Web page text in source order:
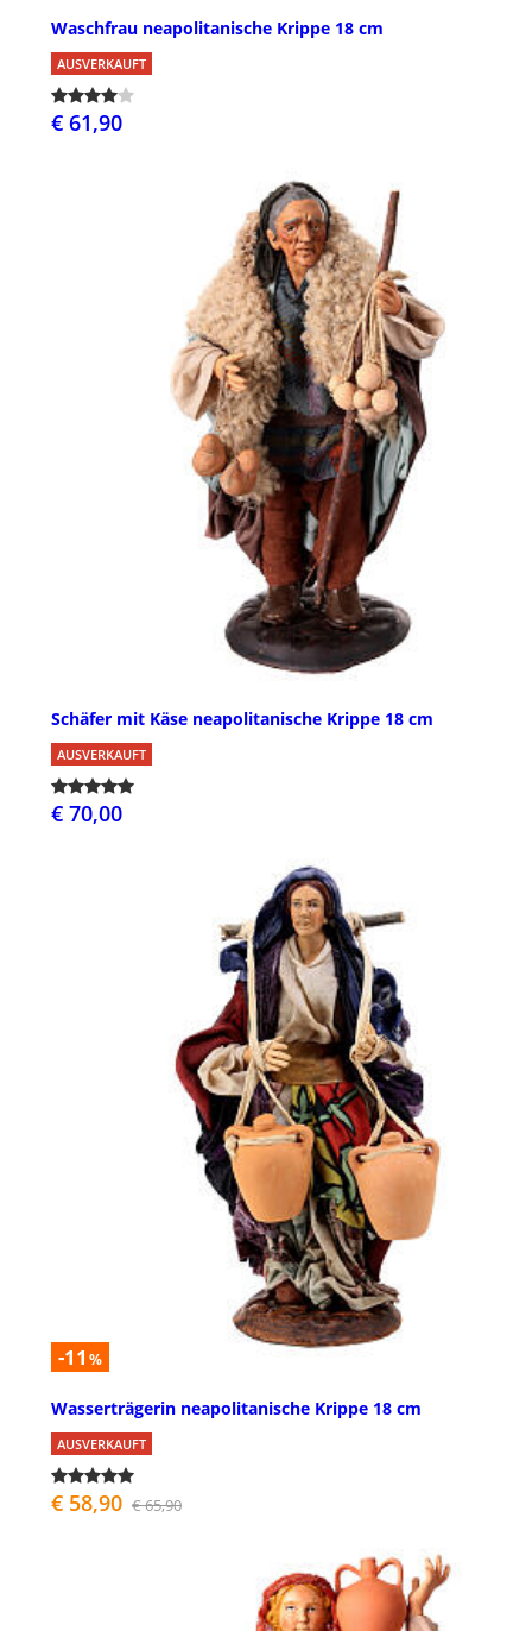
Waschfrau neapolitanische Krippe 18 cm
AUSVERKAUFT
€ 61,90
Schäfer mit Käse neapolitanische Krippe 18 cm
AUSVERKAUFT
€ 70,00
-11 %
Wasserträgerin neapolitanische Krippe 18 cm
AUSVERKAUFT
€ 58,90 € 65,90